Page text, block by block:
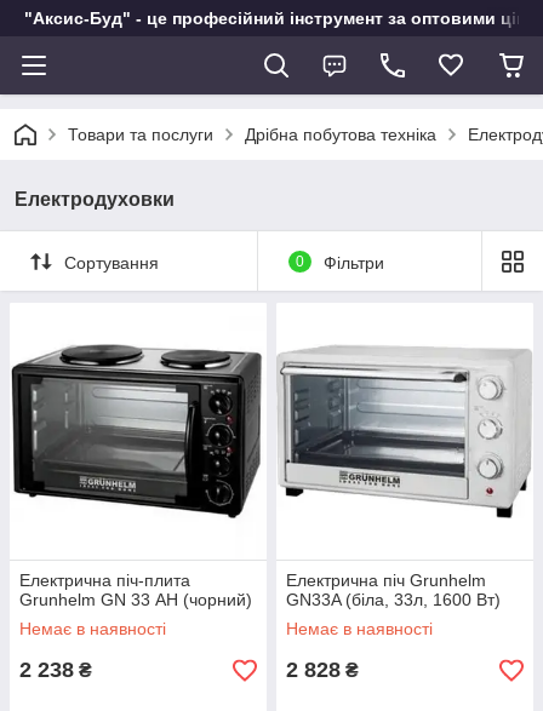
"Аксис-Буд" - це професійний інструмент за оптовими
Товари та послуги Дрібна побутова техніка
Електродуховки
Сортування 0 Фільтри
Електрична піч-плита
Grunhelm GN 33 АН (чорний)
Немає в наявності
2 238 ₴
Електрична піч Grunhelm
GN33A (біла, 33л, 1600 Вт)
Немає в наявності
2 828 ₴